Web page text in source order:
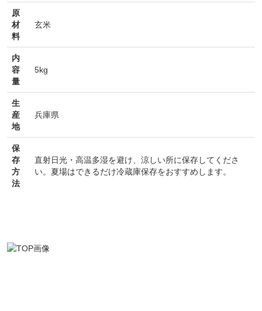
原
材
料
玄米
内
容
量
5kg
生
産
地
兵庫県
保
存
方
法
直射日光・高温多湿を避け、涼しい所に保存してくださ
い。夏場はできるだけ冷蔵庫保存をおすすめします。